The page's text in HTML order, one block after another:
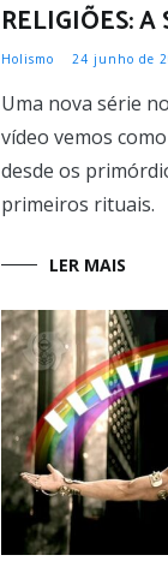
RELIGIÕES: A
Holismo 24 junho de
Uma nova série
vídeo vemos
desde os
primeiros rituais.
LER MAIS